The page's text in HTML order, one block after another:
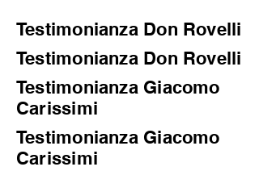
Testimonianza Don Rovelli
Testimonianza Don Rovelli
Testimonianza Giacomo
Carissimi
Testimonianza Giacomo
Carissimi